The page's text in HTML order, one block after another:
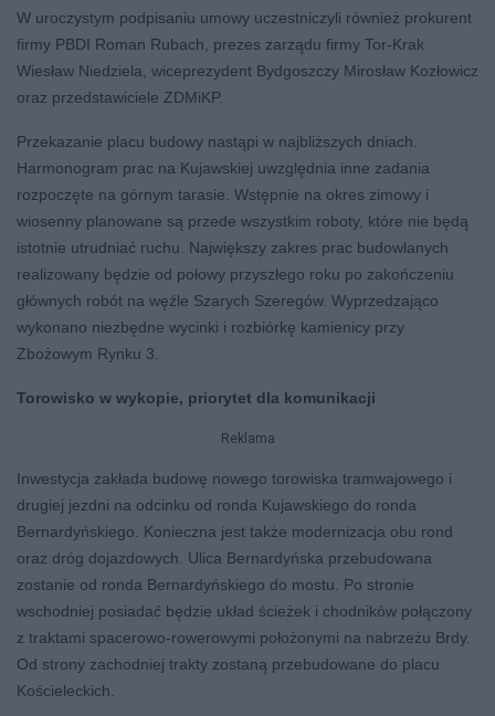
W uroczystym podpisaniu umowy uczestniczyli również prokurent
firmy PBDI Roman Rubach, prezes zarządu firmy Tor-Krak
Wiesław Niedziela, wiceprezydent Bydgoszczy Mirosław Kozłowicz
oraz przedstawiciele ZDMiKP.
Przekazanie placu budowy nastąpi w najbliższych dniach.
Harmonogram prac na Kujawskiej uwzględnia inne zadania
rozpoczęte na górnym tarasie. Wstępnie na okres zimowy i
wiosenny planowane są przede wszystkim roboty, które nie będą
istotnie utrudniać ruchu. Największy zakres prac budowlanych
realizowany będzie od połowy przyszłego roku po zakończeniu
głównych robót na węźle Szarych Szeregów. Wyprzedzająco
wykonano niezbędne wycinki i rozbiórkę kamienicy przy
Zbożowym Rynku 3.
Torowisko w wykopie, priorytet dla komunikacji
Reklama
Inwestycja zakłada budowę nowego torowiska tramwajowego i
drugiej jezdni na odcinku od ronda Kujawskiego do ronda
Bernardyńskiego. Konieczna jest także modernizacja obu rond
oraz dróg dojazdowych. Ulica Bernardyńska przebudowana
zostanie od ronda Bernardyńskiego do mostu. Po stronie
wschodniej posiadać będzie układ ścieżek i chodników połączony
z traktami spacerowo-rowerowymi położonymi na nabrzeżu Brdy.
Od strony zachodniej trakty zostaną przebudowane do placu
Kościeleckich.